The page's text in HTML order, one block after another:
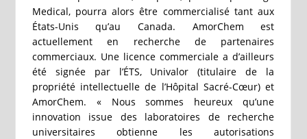
Medical, pourra alors être commercialisé tant aux
États-Unis qu’au Canada. AmorChem est
actuellement en recherche de partenaires
commerciaux. Une licence commerciale a d’ailleurs
été signée par l’ÉTS, Univalor (titulaire de la
propriété intellectuelle de l’Hôpital Sacré-Cœur) et
AmorChem. « Nous sommes heureux qu’une
innovation issue des laboratoires de recherche
universitaires obtienne les autorisations